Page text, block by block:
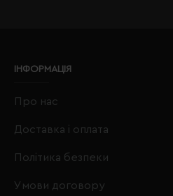
ІНФОРМАЦІЯ
Про нас
Доставка і оплата
Політика безпеки
Умови договору